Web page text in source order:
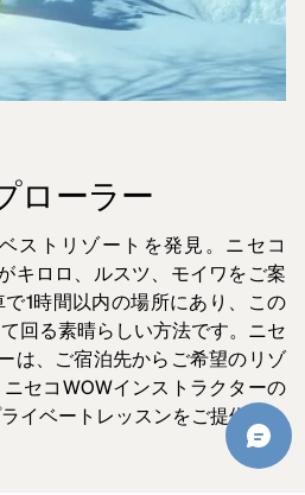
ローラー
ストリゾートを発見。ニセコ
キロロ、ルスツ、モイワをご案
1時間以内の場所にあり、この
回る素晴らしい方法です。ニセ
は、ご宿泊先からご希望のリゾ
セコWOWインストラクターの
イベートレッスンをご提供いた